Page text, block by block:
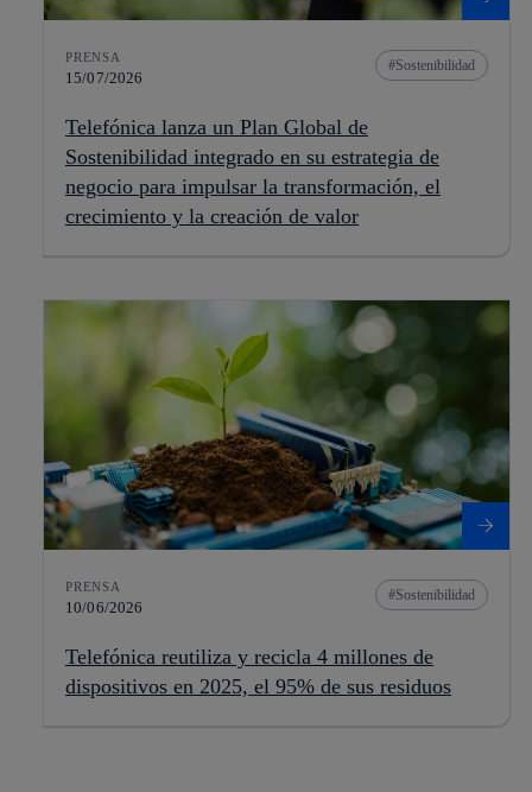
PRENSA
15/07/2026
Sostenibilidad
Telefónica lanza un Plan Global de
Sostenibilidad integrado en su estrategia de
negocio para impulsar la transformación, el
crecimiento y la creación de valor
PRENSA
10/06/2026
Sostenibilidad
Telefónica reutiliza y recicla 4 millones de
dispositivos en 2025, el 95% de sus residuos